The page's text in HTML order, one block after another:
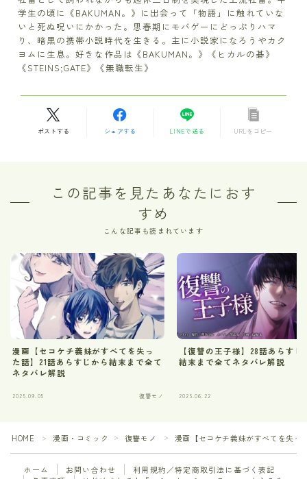
学生の頃に《BAKUMAN。》に出会って「物語」に触れていな
いと死ぬ呪いにかかった。思春期にモバゲーにどっぷりハマ
り、暗黒の携帯小説時代を生きる。主に小説家になろうやカク
ヨムに生息。好きな作品は《BAKUMAN。》《ヒカルの碁》
《STEINS;GATE》《無職転生》
ポストする シェアする LINEで送る URLをコピー
この記事を見たあなたにおす
すめ
こんな記事も読まれています
漫画【セコケチ義妹がすべてを失っ
た話】21話あらすじから結末まで全て
ネタバレ解説
2025.09.05 復讐モノ
【復讐の王子様】28話あらすじ
結末まで全てネタバレ解説
2025.06.22
HOME ＞ 漫画・コミック ＞ 復讐モノ ＞ 漫画【セコケチ義妹がすべてを失っ
ホーム お問い合わせ
利用規約／特定商取引法に基づく表記